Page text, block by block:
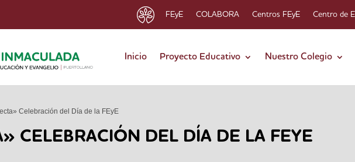
FEyE COLABORA Centros FEyE Centro de
Inicio Proyecto Educativo Nuestro Colegio
Celebración del Día de la FEyE
CELEBRACIÓN DEL DÍA DE LA FEYE